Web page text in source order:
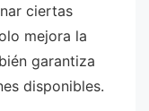
ciertas
mejora la
garantiza
disponibles.